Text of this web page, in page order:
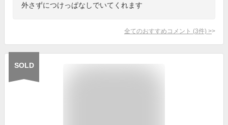
外さずにつけっぱなしでいてくれます
全てのおすすめコメント (3件) >
SOLD